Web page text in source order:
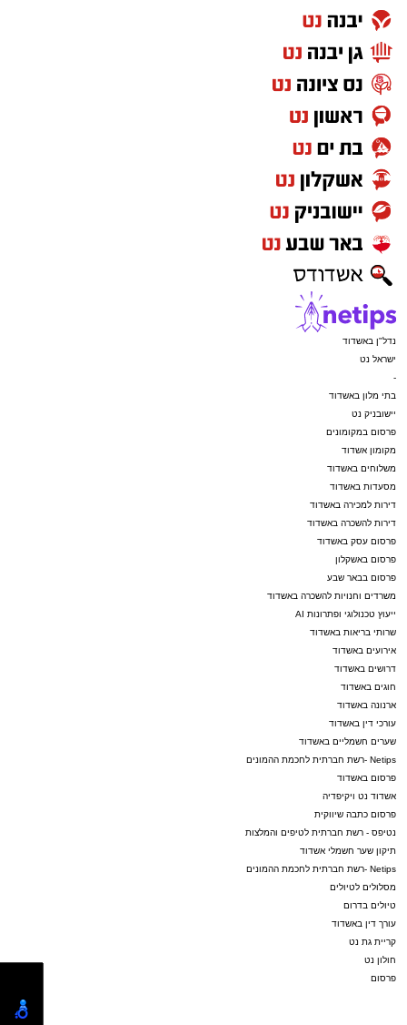
נדל"ן באשדוד
ישראל נט
-
בתי מלון באשדוד
יישובניק נט
פרסום במקומונים
מקומון אשדוד
משלוחים באשדוד
מסעדות באשדוד
דירות למכירה באשדוד
דירות להשכרה באשדוד
פרסום עסק באשדוד
פרסום באשקלון
פרסום בבאר שבע
משרדים וחנויות להשכרה באשדוד
ייעוץ טכנולוגי ופתרונות AI
שרותי בריאות באשדוד
אירועים באשדוד
דרושים באשדוד
חוגים באשדוד
ארנונה באשדוד
עורכי דין באשדוד
שערים חשמליים באשדוד
Netips -רשת חברתית לחכמת ההמונים
פרסום באשדוד
אשדוד נט ויקיפדיה
פרסום כתבה שיווקית
נטיפס - רשת חברתית לטיפים והמלצות
תיקון שער חשמלי אשדוד
Netips -רשת חברתית לחכמת ההמונים
מסלולים לטיולים
טיולים בדרום
עורך דין באשדוד
קריית גת נט
חולון נט
פרסום